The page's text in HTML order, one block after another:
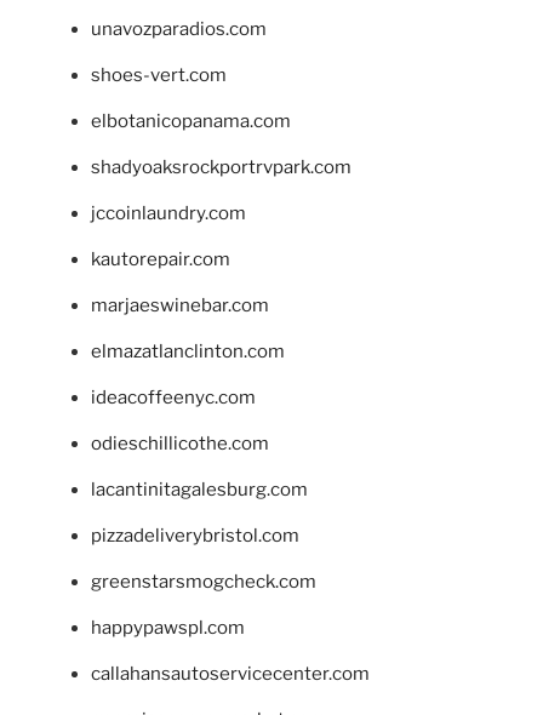
unavozparadios.com
shoes-vert.com
elbotanicopanama.com
shadyoaksrockportrvpark.com
jccoinlaundry.com
kautorepair.com
marjaeswinebar.com
elmazatlanclinton.com
ideacoffeenyc.com
odieschillicothe.com
lacantinitagalesburg.com
pizzadeliverybristol.com
greenstarsmogcheck.com
happypawspl.com
callahansautoservicecenter.com